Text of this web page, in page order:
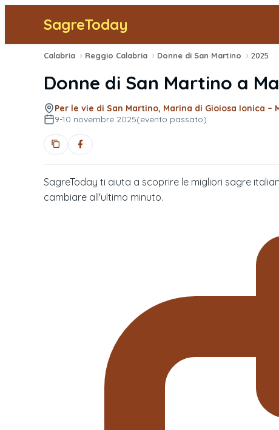
SagreToday
Calabria › Reggio Calabria › Donne di San Martino › 2025
Donne di San Martino a
Per le vie di San Martino, Marina di Gioiosa Ionica –
9-10 novembre 2025(evento passato)
SagreToday ti aiuta a scoprire le migliori sagre
cambiare all'ultimo minuto.